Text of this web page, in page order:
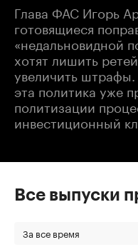
Глава ФАС Игорь
готовящиеся
«недальновидной
хотят лишить
увеличить
эта политика уже
политизации
инвестиционный
Все выпуски
За все время